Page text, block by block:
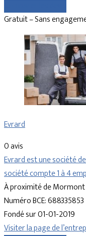
Gratuit – Sans
Evrard
0 avis
Evrard est une société
société compte 1 à 4
À proximité de Mormont
Numéro BCE: 688335853
Fondé sur 01-01-2019
Visiter la page de